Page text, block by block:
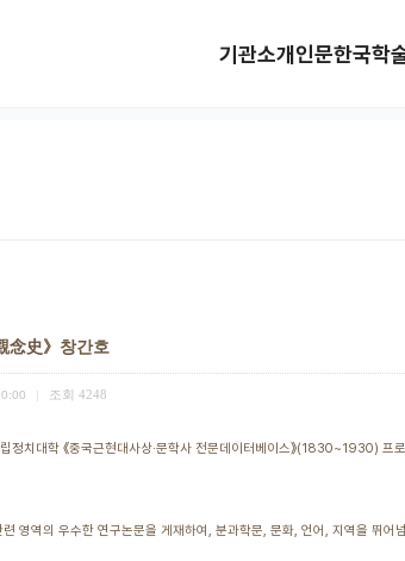
기관소개인문한국학
念史》창간호
조회 4248
정치대학 《중국근현대사상·문학사 전문데이터베이스》(1830~1930)
영역의 우수한 연구논문을 게재하여, 분과학문, 문화, 언어, 지역을 뛰어